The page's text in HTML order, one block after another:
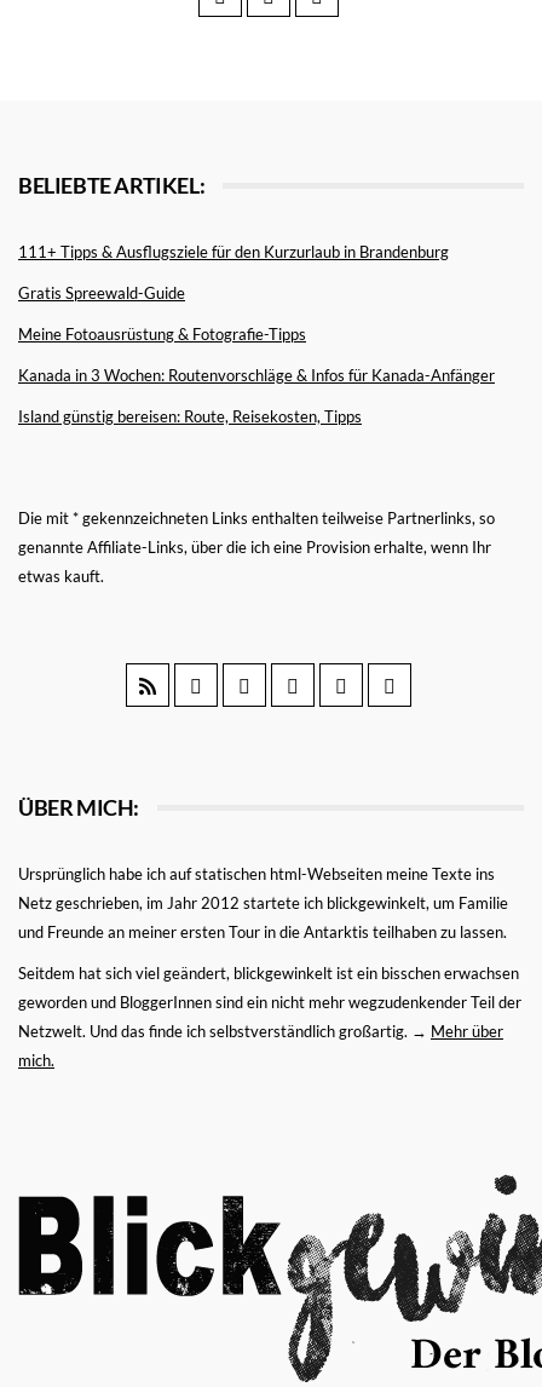
BELIEBTE ARTIKEL:
111+ Tipps & Ausflugsziele für den Kurzurlaub in Brandenburg
Gratis Spreewald-Guide
Meine Fotoausrüstung & Fotografie-Tipps
Kanada in 3 Wochen: Routenvorschläge & Infos für Kanada-Anfänger
Island günstig bereisen: Route, Reisekosten, Tipps
Die mit * gekennzeichneten Links enthalten teilweise Partnerlinks, so
genannte Affiliate-Links, über die ich eine Provision erhalte, wenn Ihr
etwas kauft.
ÜBER MICH:
Ursprünglich habe ich auf statischen html-Webseiten meine Texte ins
Netz geschrieben, im Jahr 2012 startete ich blickgewinkelt, um Familie
und Freunde an meiner ersten Tour in die Antarktis teilhaben zu lassen.
Seitdem hat sich viel geändert, blickgewinkelt ist ein bisschen erwachsen
geworden und BloggerInnen sind ein nicht mehr wegzudenkender Teil der
Netzwelt. Und das finde ich selbstverständlich großartig. → Mehr über
mich.